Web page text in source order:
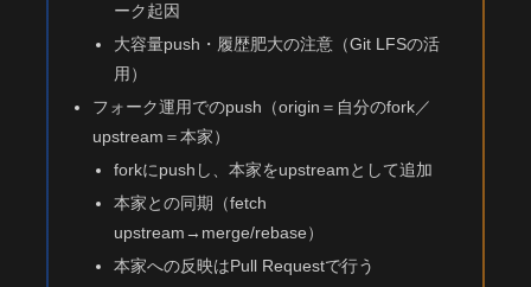
ーク起因
大容量push・履歴肥大の注意（Git LFSの活
用）
フォーク運用でのpush（origin＝自分のfork／
upstream＝本家）
forkにpushし、本家をupstreamとして追加
本家との同期（fetch
upstream→merge/rebase）
本家への反映はPull Requestで行う